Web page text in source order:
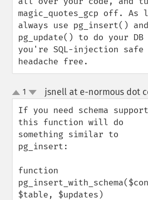
magic_quotes_gcp off. As
always use pg_insert() and
pg_update() to do your DB
you're SQL-injection safe
headache free.
up
down
1 jsnell at e-normous dot
If you need schema
this function will do
something similar to
pg_insert:
function
$table, $updates)